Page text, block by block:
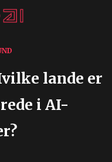
lande er
i AI-